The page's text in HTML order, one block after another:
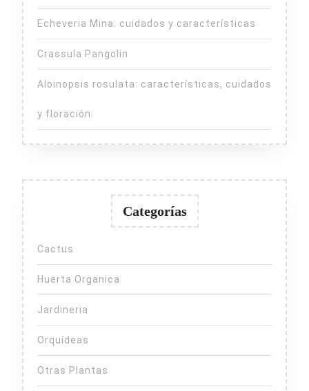
Echeveria Mina: cuidados y características
Crassula Pangolin
Aloinopsis rosulata: características, cuidados
y floración
Categorías
Cactus
Huerta Organica
Jardineria
Orquídeas
Otras Plantas